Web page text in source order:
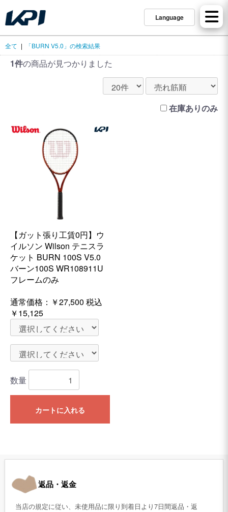
Language
全て | 「BURN V5.0」の検索結果
1件の商品が見つかりました
在庫ありのみ
【ガット張り工賃0円】ウ
イルソン Wilson テニスラ
ケット BURN 100S V5.0
バーン100S WR108911U
フレームのみ
通常価格： ￥27,500 税込
￥15,125
数量
カートに入れる
返品・返金
当店の規定に従い、未使用品に限り到着日より7日間返品・返